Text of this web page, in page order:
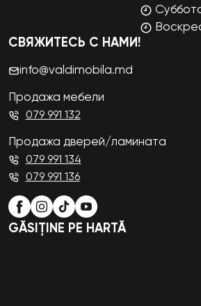
СВЯЖИТЕСЬ С НАМИ!
info@valdimobila.md
Продажа мебели
079 991 132
Продажа дверей/ламината
079 991 134
079 991 136
GĂSIȚINE PE HARTĂ